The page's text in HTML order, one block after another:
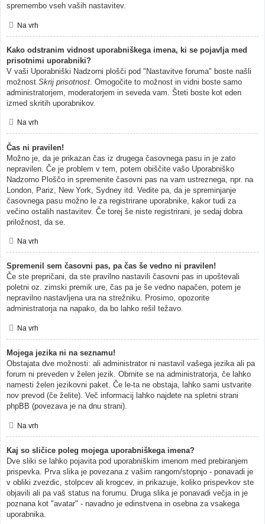
spremembo vseh vaših nastavitev.
Na vrh
Kako odstranim vidnost uporabniškega imena, ki se pojavlja med
prisotnimi uporabniki?
V vaši Uporabniški Nadzorni plošči pod "Nastavitve foruma" boste našli
možnost Skrij prisotnost . Omogočite to možnost in vidni boste samo
administratorjem, moderatorjem in seveda vam. Šteti boste kot eden
izmed skritih uporabnikov.
Na vrh
Čas ni pravilen!
Možno je, da je prikazan čas iz drugega časovnega pasu in je zato
nepravilen. Če je problem v tem, potem obiščite vašo Uporabniško
Nadzorno Ploščo in spremenite časovni pas na vam ustreznega, npr. na
London, Pariz, New York, Sydney itd. Vedite pa, da je spreminjanje
časovnega pasu možno le za registrirane uporabnike, kakor tudi za
večino ostalih nastavitev. Če torej še niste registrirani, je sedaj dobra
priložnost, da se.
Na vrh
Spremenil sem časovni pas, pa čas še vedno ni pravilen!
Če ste prepričani, da ste pravilno nastavili časovni pas in upoštevali
poletni oz. zimski premik ure, čas pa je še vedno napačen, potem je
nepravilno nastavljena ura na strežniku. Prosimo, opozorite
administratorja na napako, da bo lahko rešil težavo.
Na vrh
Mojega jezika ni na seznamu!
Obstajata dve možnosti: ali administrator ni nastavil vašega jezika ali pa
forum ni preveden v želen jezik. Obrnite se na administratorja, če lahko
namesti želen jezikovni paket. Če le-ta ne obstaja, lahko sami ustvarite
nov prevod (če želite). Več informacij lahko najdete na spletni strani
phpBB (povezava je na dnu strani).
Na vrh
Kaj so sličice poleg mojega uporabniškega imena?
Dve sliki se lahko pojavita pod uporabniškim imenom med prebiranjem
prispevka. Prva slika je povezana z vašim rangom/stopnjo - ponavadi je
v obliki zvezdic, stolpcev ali krogcev, in prikazuje, koliko prispevkov ste
objavili ali pa vaš status na forumu. Druga slika je ponavadi večja in je
poznana kot "avatar" - navadno je edinstvena in osebna za vsakega
uporabnika.